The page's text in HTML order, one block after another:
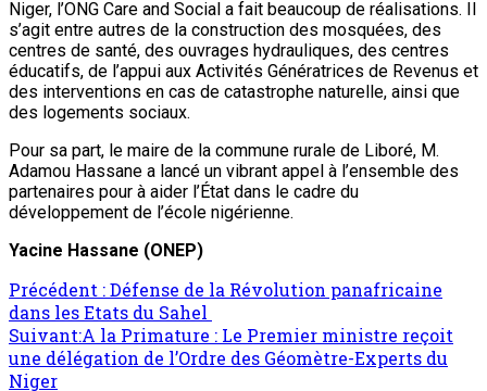
Niger, l’ONG Care and Social a fait beaucoup de réalisations. Il
s’agit entre autres de la construction des mosquées, des
centres de santé, des ouvrages hydrauliques, des centres
éducatifs, de l’appui aux Activités Génératrices de Revenus et
des interventions en cas de catastrophe naturelle, ainsi que
des logements sociaux.
Pour sa part, le maire de la commune rurale de Liboré, M.
Adamou Hassane a lancé un vibrant appel à l’ensemble des
partenaires pour à aider l’État dans le cadre du
développement de l’école nigérienne.
Yacine Hassane (ONEP)
Précédent :Défense de la Révolution panafricaine
dans les Etats du Sahel
Suivant:A la Primature : Le Premier ministre reçoit
une délégation de l’Ordre des Géomètre-Experts du
Niger